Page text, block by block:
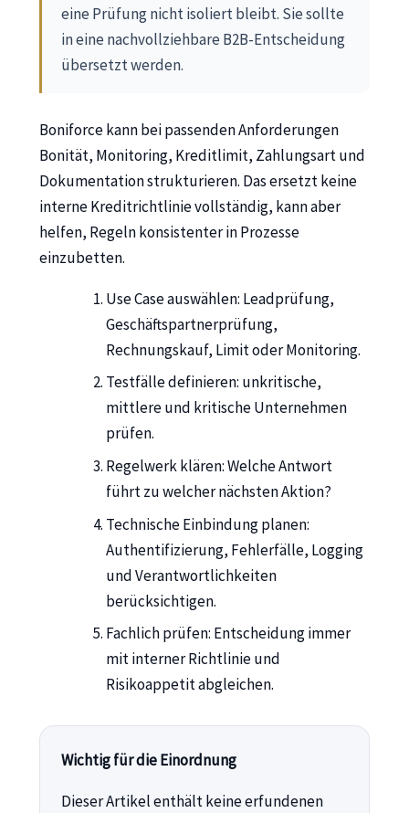
eine Prüfung nicht isoliert bleibt. Sie sollte
in eine nachvollziehbare B2B-Entscheidung
übersetzt werden.
Boniforce kann bei passenden Anforderungen
Bonität, Monitoring, Kreditlimit, Zahlungsart und
Dokumentation strukturieren. Das ersetzt keine
interne Kreditrichtlinie vollständig, kann aber
helfen, Regeln konsistenter in Prozesse
einzubetten.
Use Case auswählen: Leadprüfung,
Geschäftspartnerprüfung,
Rechnungskauf, Limit oder Monitoring.
Testfälle definieren: unkritische,
mittlere und kritische Unternehmen
prüfen.
Regelwerk klären: Welche Antwort
führt zu welcher nächsten Aktion?
Technische Einbindung planen:
Authentifizierung, Fehlerfälle, Logging
und Verantwortlichkeiten
berücksichtigen.
Fachlich prüfen: Entscheidung immer
mit interner Richtlinie und
Risikoappetit abgleichen.
Wichtig für die Einordnung
Dieser Artikel enthält keine erfundenen